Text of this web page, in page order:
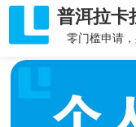
普洱拉卡
零门槛申请